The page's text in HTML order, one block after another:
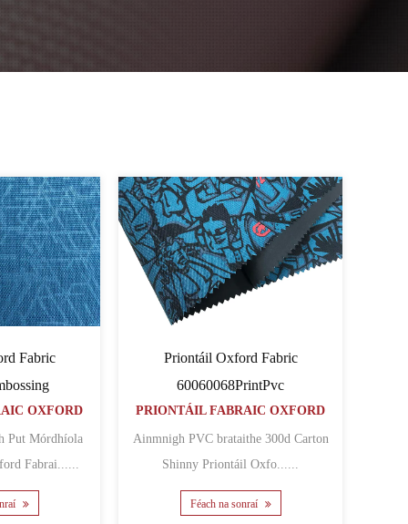
Fabric
OXFORD
Fabrai......
Priontáil Oxford Fabric
60060068PrintPvc
PRIONTÁIL FABRAIC OXFORD
Ainmnigh PVC brataithe 300d Carton
Shinny Priontáil Oxfo......
Féach na sonraí